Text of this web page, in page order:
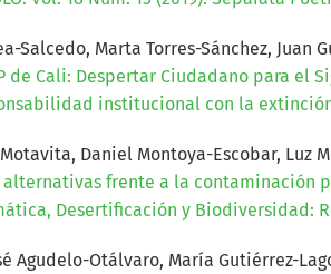
Salcedo, Marta Torres-Sánchez,
de Cali: Despertar Ciudadano para el
institucional con la
Daniel Montoya-Escobar, Luz
alternativas frente a la
Desertificación y
Agudelo-Otálvaro, María Gutiérrez-